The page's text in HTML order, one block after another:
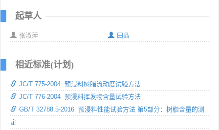
起草人
张淑萍 田晶
相近标准(计划)
JC/T 775-2004 预浸料树脂流动度试验方法
JC/T 776-2004 预浸料挥发物含量试验方法
GB/T 32788.5-2016 预浸料性能试验方法 第5部分：树脂含量的测
定